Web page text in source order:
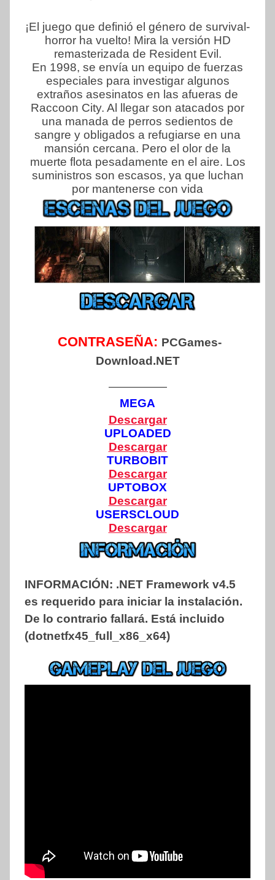
¡El juego que definió el género de survival-
horror ha vuelto! Mira la versión HD
remasterizada de Resident Evil.
En 1998, se envía un equipo de fuerzas
especiales para investigar algunos
extraños asesinatos en las afueras de
Raccoon City. Al llegar son atacados por
una manada de perros sedientos de
sangre y obligados a refugiarse en una
mansión cercana. Pero el olor de la
muerte flota pesadamente en el aire. Los
suministros son escasos, ya que luchan
por mantenerse con vida
CONTRASEÑA: PCGames-
Download.NET
—————
MEGA
Descargar
UPLOADED
Descargar
TURBOBIT
Descargar
UPTOBOX
Descargar
USERSCLOUD
Descargar
INFORMACIÓN: .NET Framework v4.5
es requerido para iniciar la instalación.
De lo contrario fallará. Está incluido
(dotnetfx45_full_x86_x64)